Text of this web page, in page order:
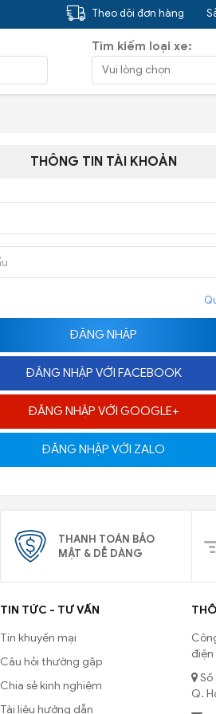
Theo dõi đơn hàng
Tìm kiếm loại xe:
THÔNG TIN TÀI KHOẢN
ĐĂNG NHẬP
ĐĂNG NHẬP VỚI FACEBOOK
ĐĂNG NHẬP VỚI GOOGLE+
ĐĂNG NHẬP VỚI ZALO
THANH TOÁN BẢO
MẬT & DỄ DÀNG
TIN TỨC - TƯ VẤN
Tin khuyến mại
Câu hỏi thường gặp
Chia sẻ kinh nghiệm
Tài liệu hướng dẫn
Số
Q.